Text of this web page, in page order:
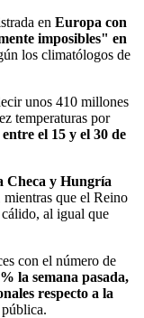
en Europa con
imposibles" en
los climatólogos de
unos 410 millones
temperaturas por
el 15 y el 30 de
Checa y Hungría
mientras que el Reino
al igual que
con el número de
la semana pasada,
respecto a la